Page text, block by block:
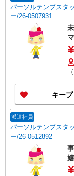
パーソルテンプスタ
ー/26-0507931
キープ
派遣社員
パーソルテンプスタ
ー/26-0512892